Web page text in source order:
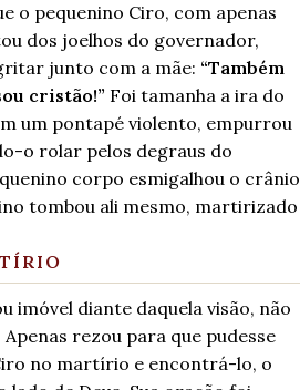
o pequenino Ciro, com apenas
dos joelhos do governador,
junto com a mãe: “Também
cristão!” Foi tamanha a ira do
um pontapé violento, empurrou
o rolar pelos degraus do
corpo esmigalhou o crânio
tombou ali mesmo, martirizado
imóvel diante daquela visão, não
rezou para que pudesse
no martírio e encontrá-lo, o